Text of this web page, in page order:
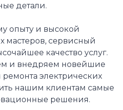
детали.
опыту и высокой
сервисный
качество услуг.
и внедряем новейшие
ремонта электрических
нашим клиентам самые
решения.